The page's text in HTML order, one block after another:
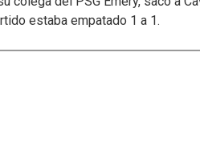
estaba empatado 1 a 1.